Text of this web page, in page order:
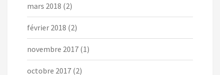
mars 2018 (2)
février 2018 (2)
novembre 2017 (1)
octobre 2017 (2)